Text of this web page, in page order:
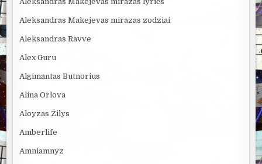
Aleksandras Makejevas mirazas zodziai
Aleksandras Ravve
Alex Guru
Algimantas Butnorius
Alina Orlova
Aloyzas Žilys
Amberlife
Amniamnyz